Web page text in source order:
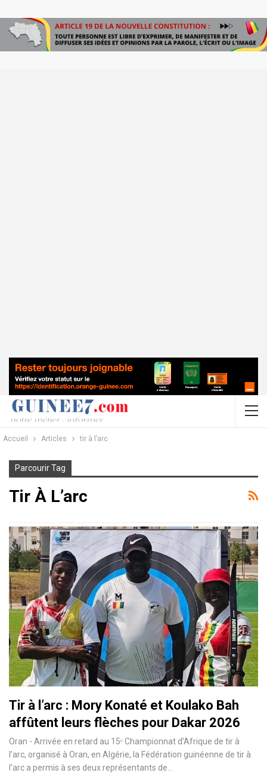
Accueil Articles tir à l’arc
Parcourir Tag
Tir À L’arc
Tir à l’arc : Mory Konaté et Koulako Bah
affûtent leurs flèches pour Dakar 2026
Oran - Arrivée en retard au 15ᵉ Championnat d’Afrique de tir à
l’arc, organisé à Oran, en Algérie, la Fédération guinéenne de tir à
l’arc a permis à ses deux représentants de…